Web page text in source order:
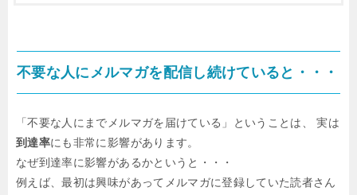
不要な人にメルマガを配信し続けていると・・・
「不要な人にまでメルマガを届けている」ということは、
実は
到達率にも非常に影響があります。
なぜ到達率に影響があるかというと・・・
例えば、最初は興味があってメルマガに登録していた読者さん